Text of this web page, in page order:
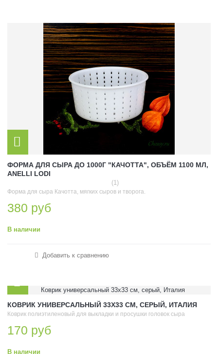
ФОРМА ДЛЯ СЫРА ДО 1000Г "КАЧОТТА", ОБЪЁМ 1100 МЛ,
ANELLI LODI
(1)
Форма для сыра Качотта, мягких сыров и творога.
380 руб
В наличии
Добавить к сравнению
КОВРИК УНИВЕРСАЛЬНЫЙ 33Х33 СМ, СЕРЫЙ, ИТАЛИЯ
Коврик полиэтиленовый для выкладки и просушки головок сыра
170 руб
В наличии